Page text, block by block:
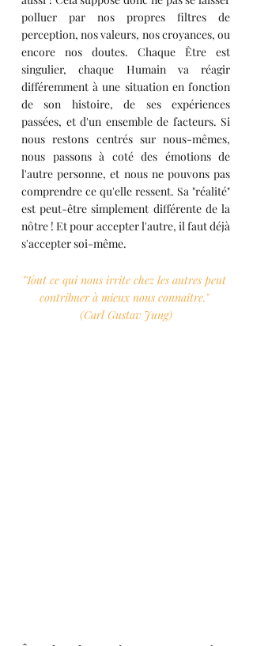
polluer par nos propres filtres de
perception, nos valeurs, nos croyances, ou
encore nos doutes. Chaque Être est
singulier, chaque Humain va réagir
différemment à une situation en fonction
de son histoire, de ses expériences
passées, et d'un ensemble de facteurs. Si
nous restons centrés sur nous-mêmes,
nous passons à coté des émotions de
l'autre personne, et nous ne pouvons pas
comprendre ce qu'elle ressent. Sa "réalité"
est peut-être simplement différente de la
nôtre ! Et pour accepter l'autre, il faut déjà
s'accepter soi-même.
"Tout ce qui nous irrite chez les autres peut
contribuer à mieux nous connaître."
(Carl Gustav Jung)